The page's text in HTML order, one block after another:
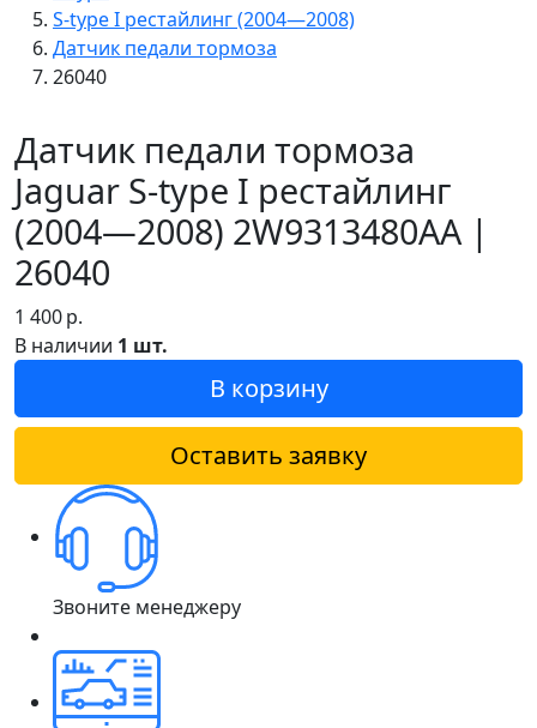
S-type I рестайлинг (2004—2008)
Датчик педали тормоза
26040
Датчик педали тормоза
Jaguar S-type I рестайлинг
(2004—2008) 2W9313480AA |
26040
1 400р.
В наличии 1 шт.
В корзину
Оставить заявку
Звоните менеджеру